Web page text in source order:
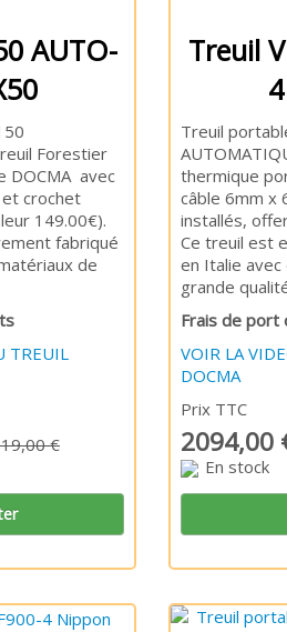
AUTO-
Forestier
DOCMA avec
crochet
149.00€).
fabriqué
de
TREUIL
€
Treuil
Treuil
thermique
câble 6mm x
installés,
Ce treuil est
en Italie
grande
Frais de port
VOIR LA
DOCMA
Prix TTC
2094,00
En stock